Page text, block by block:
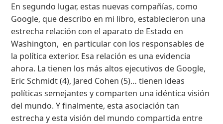
En segundo lugar, estas nuevas compañías, como
Google, que describo en mi libro, establecieron una
estrecha relación con el aparato de Estado en
Washington, en particular con los responsables de
la política exterior. Esa relación es una evidencia
ahora. La tienen los más altos ejecutivos de Google,
Eric Schmidt (4), Jared Cohen (5)… tienen ideas
políticas semejantes y comparten una idéntica visión
del mundo. Y finalmente, esta asociación tan
estrecha y esta visión del mundo compartida entre